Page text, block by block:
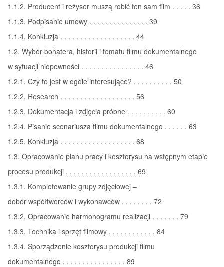
1.1.2. Producent i reżyser muszą robić ten sam film . . . . . 36
1.1.3. Podpisanie umowy . . . . . . . . . . . . . . . 39
1.1.4. Konkluzja . . . . . . . . . . . . . . . . . . . 44
1.2. Wybór bohatera, historii i tematu filmu dokumentalnego
w sytuacji niepewności . . . . . . . . . . . . . . . . 46
1.2.1. Czy to jest w ogóle interesujące? . . . . . . . . . . 50
1.2.2. Research . . . . . . . . . . . . . . . . . . . 56
1.2.3. Dokumentacja i zdjęcia próbne . . . . . . . . . . 60
1.2.4. Pisanie scenariusza filmu dokumentalnego . . . . . . 63
1.2.5. Konkluzja . . . . . . . . . . . . . . . . . . . 68
1.3. Opracowanie planu pracy i kosztorysu na wstępnym etapie
procesu produkcji . . . . . . . . . . . . . . . . . . 69
1.3.1. Kompletowanie grupy zdjęciowej –
dobór współtwórców i wykonawców . . . . . . . . 72
1.3.2. Opracowanie harmonogramu realizacji . . . . . . . 79
1.3.3. Technika i sprzęt filmowy . . . . . . . . . . . . 84
1.3.4. Sporządzenie kosztorysu produkcji filmu
dokumentalnego . . . . . . . . . . . . . . . . 89